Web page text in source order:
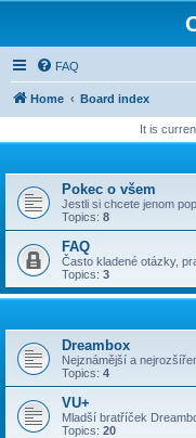
FAQ
Home Board index
It is
Pokec o všem
Jestli si chcete jenom
Topics: 8
FAQ
Často kladené otázky,
Topics: 3
Dreambox
Nejznámější a
Topics: 4
VU+
Mladší bratříček
Topics: 20